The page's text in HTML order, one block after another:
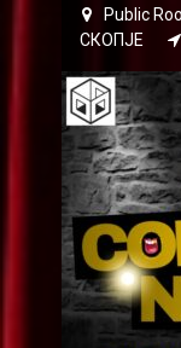
Public
СКОПЈЕ